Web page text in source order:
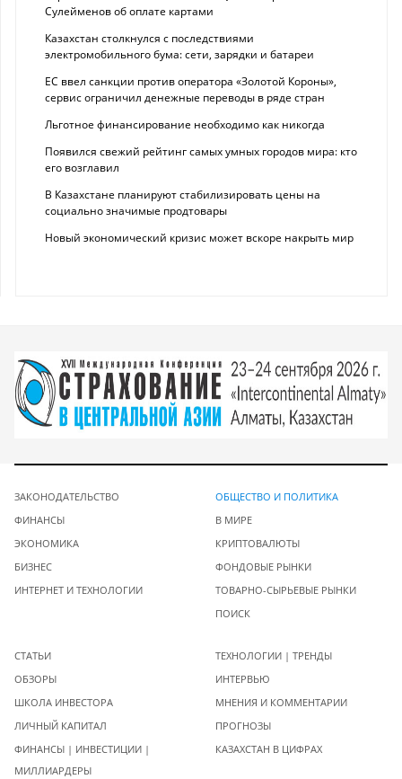
Сулейменов об оплате картами
Казахстан столкнулся с последствиями
электромобильного бума: сети, зарядки и батареи
ЕС ввел санкции против оператора «Золотой Короны»,
сервис ограничил денежные переводы в ряде стран
Льготное финансирование необходимо как никогда
Появился свежий рейтинг самых умных городов мира: кто
его возглавил
В Казахстане планируют стабилизировать цены на
социально значимые продтовары
Новый экономический кризис может вскоре накрыть мир
ЗАКОНОДАТЕЛЬСТВО
ФИНАНСЫ
ЭКОНОМИКА
БИЗНЕС
ИНТЕРНЕТ И ТЕХНОЛОГИИ
ОБЩЕСТВО И ПОЛИТИКА
В МИРЕ
КРИПТОВАЛЮТЫ
ФОНДОВЫЕ РЫНКИ
ТОВАРНО-СЫРЬЕВЫЕ РЫНКИ
ПОИСК
СТАТЬИ
ОБЗОРЫ
ШКОЛА ИНВЕСТОРА
ЛИЧНЫЙ КАПИТАЛ
ФИНАНСЫ | ИНВЕСТИЦИИ |
МИЛЛИАРДЕРЫ
ТЕХНОЛОГИИ | ТРЕНДЫ
ИНТЕРВЬЮ
МНЕНИЯ И КОММЕНТАРИИ
ПРОГНОЗЫ
КАЗАХСТАН В ЦИФРАХ